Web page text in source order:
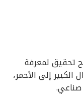
تحقيق لمعرفة
إلى الأحمر،